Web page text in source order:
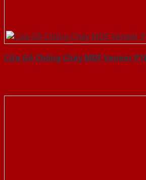
Cửa Gỗ Chống Cháy MDF Veneer